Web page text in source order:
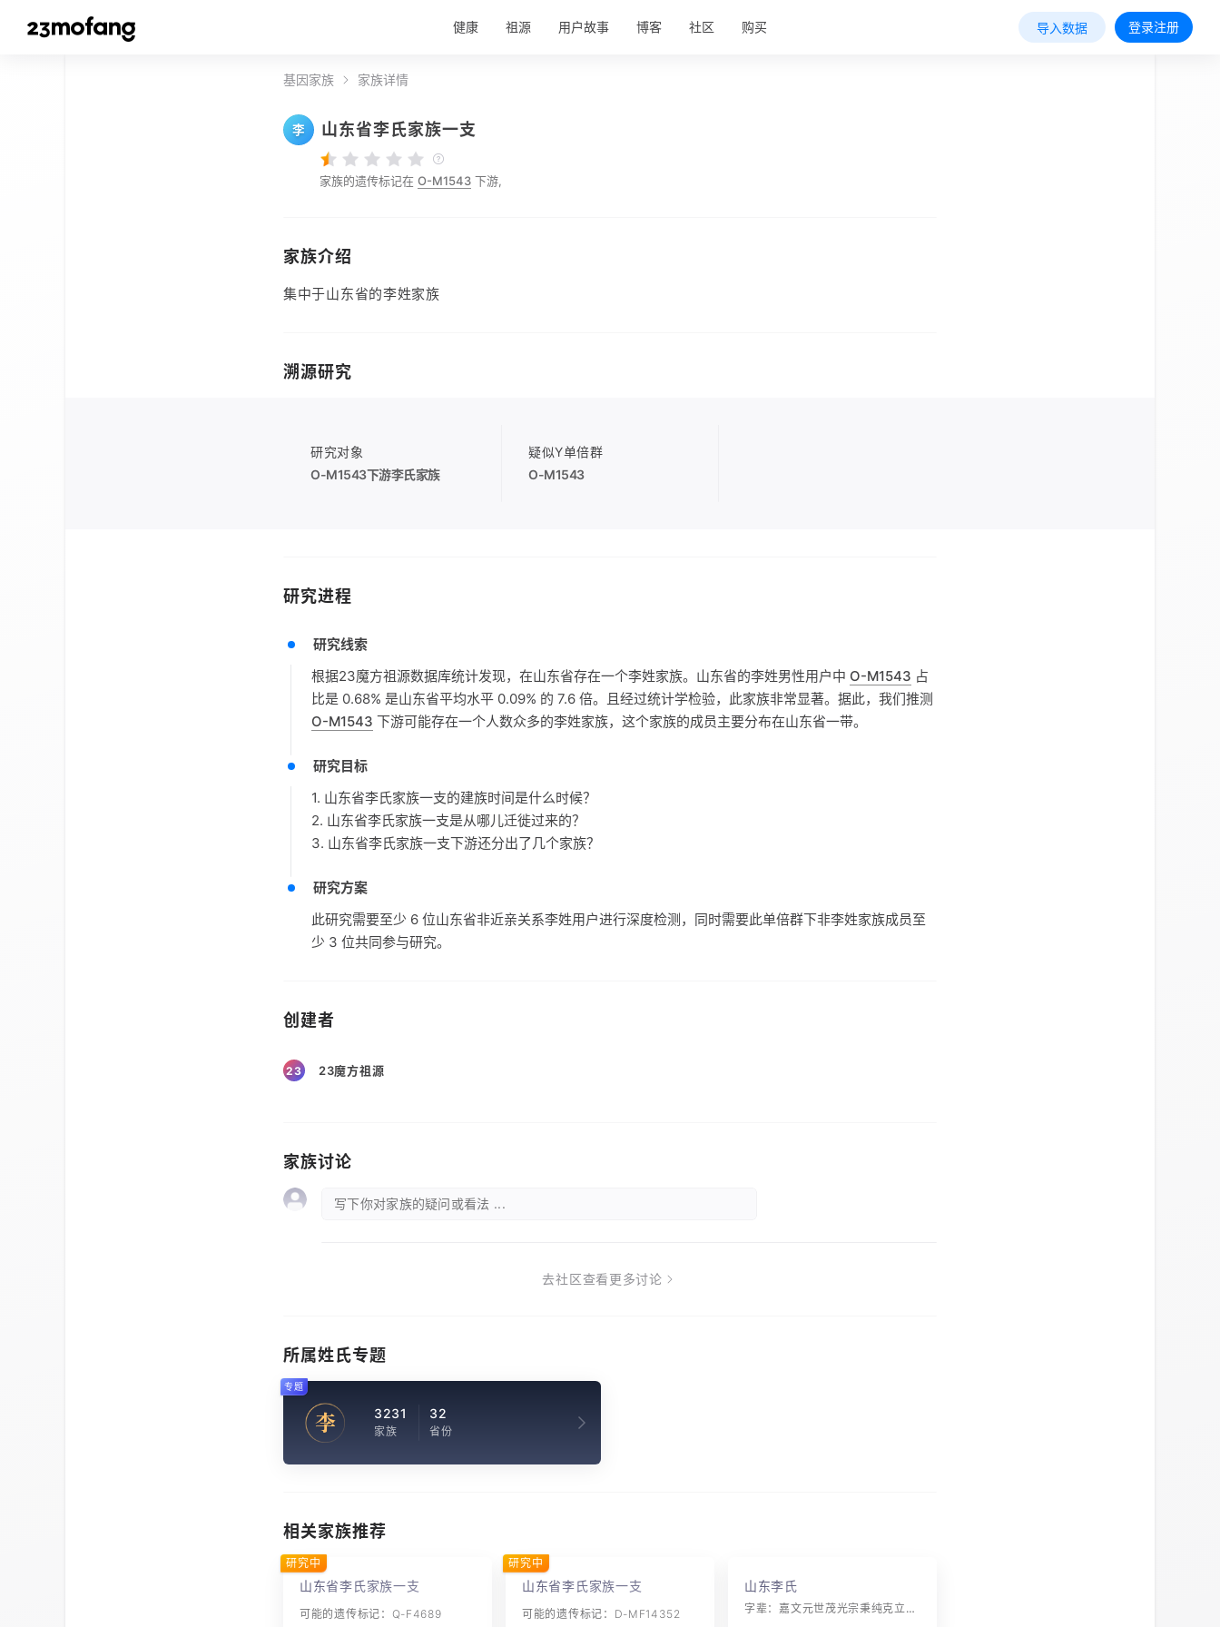
健康 祖源 用户故事 博客 社区 购买 导入数据 登录注册
基因家族 家族详情
李 山东省李氏家族一支
家族的遗传标记在 O-M1543 下游,
家族介绍
集中于山东省的李姓家族
溯源研究
研究对象
O-M1543下游李氏家族
疑似Y单倍群
O-M1543
研究进程
研究线索
根据23魔方祖源数据库统计发现，在山东省存在一个李姓家族。山东省的李姓男性用户中 O-M1543 占
比是 0.68% 是山东省平均水平 0.09% 的 7.6 倍。且经过统计学检验，此家族非常显著。据此，我们推测
O-M1543 下游可能存在一个人数众多的李姓家族，这个家族的成员主要分布在山东省一带。
研究目标
1. 山东省李氏家族一支的建族时间是什么时候？
2. 山东省李氏家族一支是从哪儿迁徙过来的？
3. 山东省李氏家族一支下游还分出了几个家族？
研究方案
此研究需要至少 6 位山东省非近亲关系李姓用户进行深度检测，同时需要此单倍群下非李姓家族成员至
少 3 位共同参与研究。
创建者
23 23魔方祖源
家族讨论
写下你对家族的疑问或看法 ...
去社区查看更多讨论
所属姓氏专题
李 3231
家族
32
省份
专题
相关家族推荐
山东省李氏家族一支
可能的遗传标记：Q-F4689
研究中
山东省李氏家族一支
可能的遗传标记：D-MF14352
研究中
山东李氏
字辈：嘉文元世茂光宗秉纯克立承端正熙照启良能鸿学？馀瑞永继大昌荣